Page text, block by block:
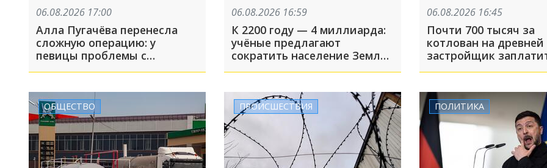
06.08.2026 17:00
Алла Пугачёва перенесла
сложную операцию: у
певицы проблемы с
06.08.2026 16:59
К 2200 году — 4 миллиарда:
учёные предлагают
сократить население Земли
06.08.2026 16:45
Почти 700 тысяч за
котлован на
застройщик
ОБЩЕСТВО ПРОИСШЕСТВИЯ ПОЛИТИКА